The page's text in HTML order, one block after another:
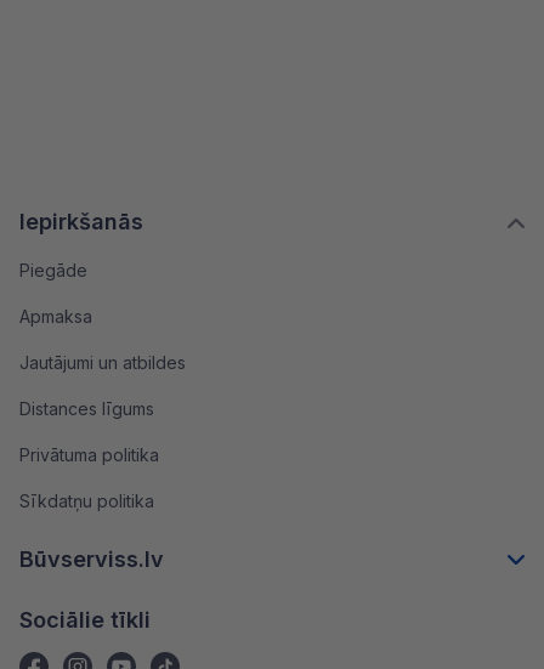
Iepirkšanās
Piegāde
Apmaksa
Jautājumi un atbildes
Distances līgums
Privātuma politika
Sīkdatņu politika
Būvserviss.lv
Sociālie tīkli